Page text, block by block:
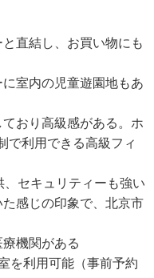
直結し、お買い物にも
室内の児童遊園地もあ
おり高級感がある。ホ
で利用できる高級フィ
、セキュリティーも強い
感じの印象で、北京市
機関がある
を利用可能（事前予約